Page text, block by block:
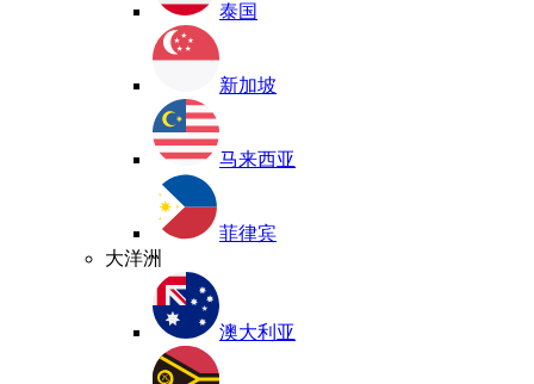
泰国
新加坡
马来西亚
菲律宾
大洋洲
澳大利亚